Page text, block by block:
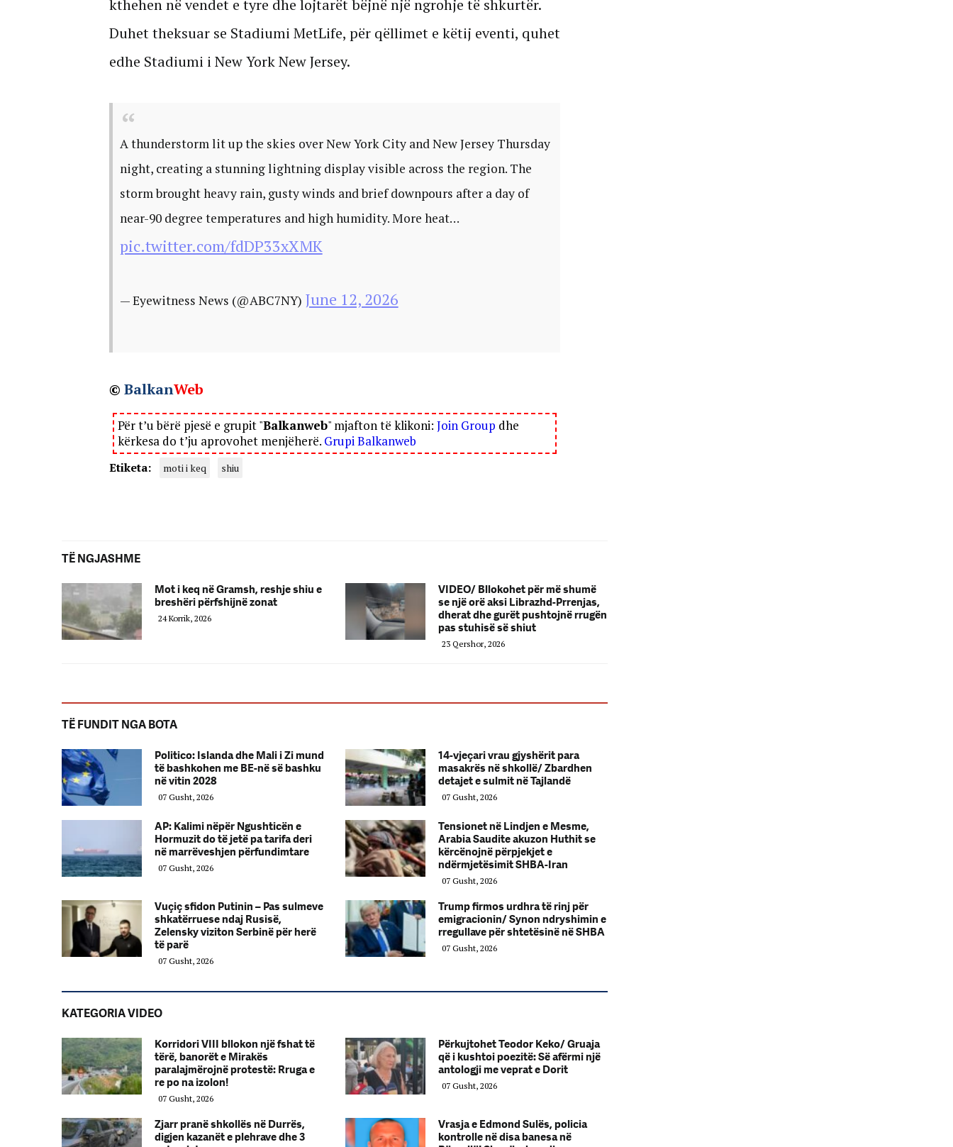
kthehen në vendet e tyre dhe lojtarët bëjnë një ngrohje të shkurtër.
Duhet theksuar se Stadiumi MetLife, për qëllimet e këtij eventi, quhet
edhe Stadiumi i New York New Jersey.
A thunderstorm lit up the skies over New York City and New Jersey Thursday
night, creating a stunning lightning display visible across the region. The
storm brought heavy rain, gusty winds and brief downpours after a day of
near-90 degree temperatures and high humidity. More heat…
pic.twitter.com/fdDP33xXMK
— Eyewitness News (@ABC7NY) June 12, 2026
© BalkanWeb
Për t’u bërë pjesë e grupit "Balkanweb" mjafton të klikoni: Join Group dhe
kërkesa do t’ju aprovohet menjëherë. Grupi Balkanweb
Etiketa: moti i keq shiu
TË NGJASHME
Mot i keq në Gramsh, reshje shiu e
breshëri përfshijnë zonat
24 Korrik, 2026
VIDEO/ Bllokohet për më shumë
se një orë aksi Librazhd-Prrenjas,
dherat dhe gurët pushtojnë rrugën
pas stuhisë së shiut
23 Qershor, 2026
TË FUNDIT NGA BOTA
Politico: Islanda dhe Mali i Zi mund
të bashkohen me BE-në së bashku
në vitin 2028
07 Gusht, 2026
14-vjeçari vrau gjyshërit para
masakrës në shkollë/ Zbardhen
detajet e sulmit në Tajlandë
07 Gusht, 2026
AP: Kalimi nëpër Ngushticën e
Hormuzit do të jetë pa tarifa deri
në marrëveshjen përfundimtare
07 Gusht, 2026
Tensionet në Lindjen e Mesme,
Arabia Saudite akuzon Huthit se
kërcënojnë përpjekjet e
ndërmjetësimit SHBA-Iran
07 Gusht, 2026
Vuçiç sfidon Putinin – Pas sulmeve
shkatërruese ndaj Rusisë,
Zelensky viziton Serbinë për herë
të parë
07 Gusht, 2026
Trump firmos urdhra të rinj për
emigracionin/ Synon ndryshimin e
rregullave për shtetësinë në SHBA
07 Gusht, 2026
KATEGORIA VIDEO
Korridori VIII bllokon një fshat të
tërë, banorët e Mirakës
paralajmërojnë protestë: Rruga e
re po na izolon!
07 Gusht, 2026
Përkujtohet Teodor Keko/ Gruaja
që i kushtoi poezitë: Së afërmi një
antologji me veprat e Dorit
07 Gusht, 2026
Zjarr pranë shkollës në Durrës,
digjen kazanët e plehrave dhe 3
Vrasja e Edmond Sulës, policia
kontrolle në disa banesa në